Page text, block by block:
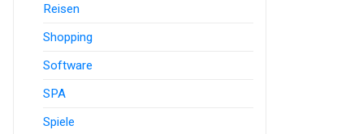
Reisen
Shopping
Software
SPA
Spiele